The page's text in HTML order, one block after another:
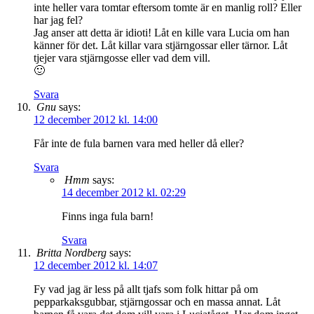
inte heller vara tomtar eftersom tomte är en manlig roll? Eller
har jag fel?
Jag anser att detta är idioti! Låt en kille vara Lucia om han
känner för det. Låt killar vara stjärngossar eller tärnor. Låt
tjejer vara stjärngosse eller vad dem vill.
🙂
Svara
Gnu says:
12 december 2012 kl. 14:00
Får inte de fula barnen vara med heller då eller?
Svara
Hmm says:
14 december 2012 kl. 02:29
Finns inga fula barn!
Svara
Britta Nordberg says:
12 december 2012 kl. 14:07
Fy vad jag är less på allt tjafs som folk hittar på om
pepparkaksgubbar, stjärngossar och en massa annat. Låt